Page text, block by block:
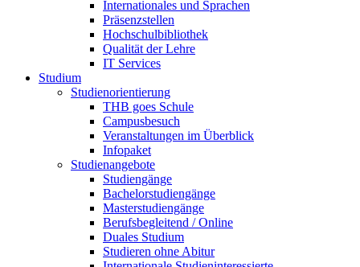
Internationales und Sprachen
Präsenzstellen
Hochschulbibliothek
Qualität der Lehre
IT Services
Studium
Studienorientierung
THB goes Schule
Campusbesuch
Veranstaltungen im Überblick
Infopaket
Studienangebote
Studiengänge
Bachelorstudiengänge
Masterstudiengänge
Berufsbegleitend / Online
Duales Studium
Studieren ohne Abitur